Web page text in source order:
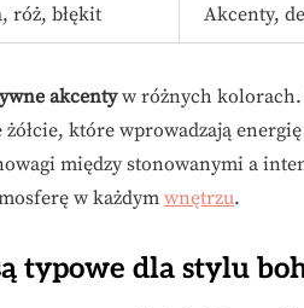
róż, błękit Akcenty,
akcentyw różnych kolorach.
które wprowadzają
między stonowanymi a
w każdym wnętrzu.
typowe dla stylu